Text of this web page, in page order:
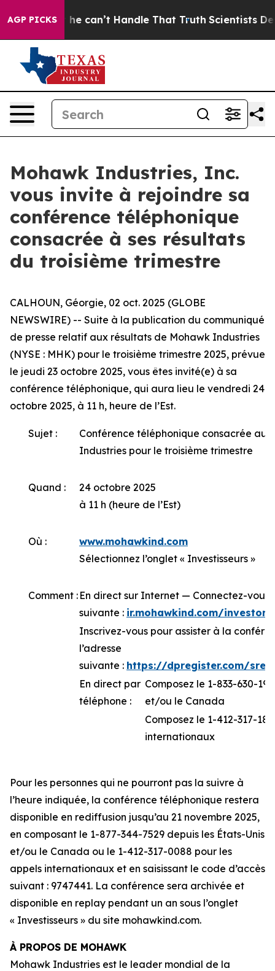
AGP PICKSbut he can’t Handle That TruthScientists
Mohawk Industries, Inc.
vous invite à rejoindre sa
conférence téléphonique
consacrée à ses résultats
du troisième trimestre
CALHOUN, Géorgie, 02 oct. 2025 (GLOBE
NEWSWIRE) -- Suite à la publication du communiqué
de presse relatif aux résultats de Mohawk Industries
(NYSE : MHK) pour le troisième trimestre 2025, prévue
le jeudi 23 octobre 2025, vous êtes invité(e) à sa
conférence téléphonique, qui aura lieu le vendredi 24
octobre 2025, à 11 h, heure de l’Est.
Sujet :
Conférence téléphonique consacrée
Industries pour le troisième trimestre
Quand :
24 octobre 2025
à 11 h (heure de l’Est)
Où :
www.mohawkind.com
Sélectionnez l’onglet « Investisseurs »
Comment : En direct sur Internet — Connectez-vous
suivante : ir.mohawkind.com/investor-
Inscrivez-vous pour assister à la
l’adresse
suivante : https://dpregister.com/
En direct par
téléphone :
Composez le 1-833-630-
et/ou le Canada
Composez le 1-412-317-
internationaux
Pour les personnes qui ne pourront pas la suivre à
l’heure indiquée, la conférence téléphonique restera
disponible en rediffusion jusqu’au 21 novembre 2025,
en composant le 1-877-344-7529 depuis les États-Unis
et/ou le Canada ou le 1-412-317-0088 pour les
appels internationaux et en saisissant le code d’accès
suivant : 9747441. La conférence sera archivée et
disponible en replay pendant un an sous l’onglet
« Investisseurs » du site mohawkind.com.
À PROPOS DE MOHAWK
Mohawk Industries est le leader mondial de la